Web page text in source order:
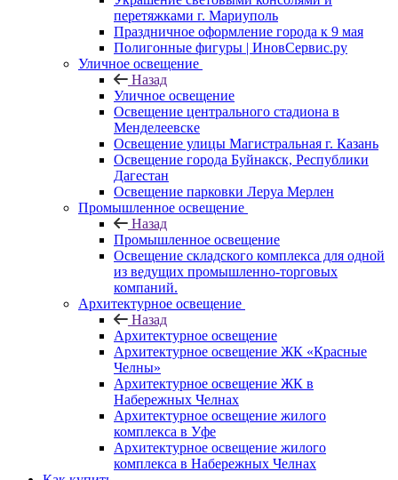
перетяжками г. Мариуполь
Праздничное оформление города к 9 мая
Полигонные фигуры | ИновСервис.ру
Уличное освещение
Назад
Уличное освещение
Освещение центрального стадиона в
Менделеевске
Освещение улицы Магистральная г. Казань
Освещение города Буйнакск, Республики
Дагестан
Освещение парковки Леруа Мерлен
Промышленное освещение
Назад
Промышленное освещение
Освещение складского комплекса для одной
из ведущих промышленно-торговых
компаний.
Архитектурное освещение
Назад
Архитектурное освещение
Архитектурное освещение ЖК «Красные
Челны»
Архитектурное освещение ЖК в
Набережных Челнах
Архитектурное освещение жилого
комплекса в Уфе
Архитектурное освещение жилого
комплекса в Набережных Челнах